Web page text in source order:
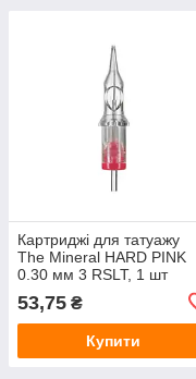
Картриджі для татуажу
The Mineral HARD PINK
0.30 мм 3 RSLT, 1 шт
53,75 ₴
Купити